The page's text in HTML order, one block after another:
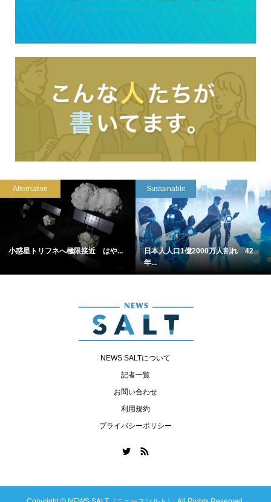
Alternative
小惑星トリフネへ極限接近 はや...
Sustainable
日本人人口1億2000万人割れ 42
年...
NEWS SALTについて
記者一覧
お問い合わせ
利用規約
プライバシーポリシー